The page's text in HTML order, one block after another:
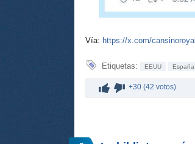
Vía: https://x.com/
Etiquetas: EEUU España
+30 (42 votos)